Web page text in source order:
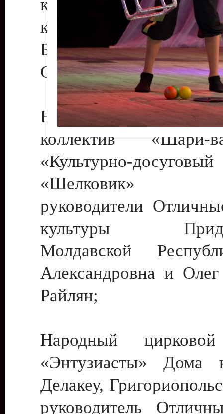
коллектив
культуры с.
Бендеры ,
Светлана Георгиевна
Народный цирковой
коллектив
«Культурно-
«Шелковик»
руководители
культуры
Молдавской
Александровна и
Райлян;
Народный цирковой
«Энтузиасты» Дома
Делакеу,
руководитель